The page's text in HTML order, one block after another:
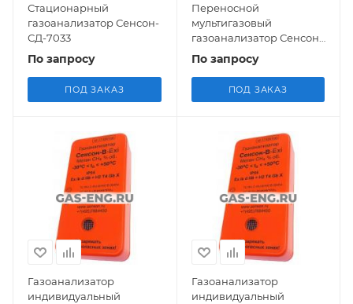
Стационарный
газоанализатор Сенсон-
СД-7033
По запросу
ПОД ЗАКАЗ
Переносной
мультигазовый
газоанализатор Сенсон-
М-3105
По запросу
ПОД ЗАКАЗ
Газоанализатор
индивидуальный
Газоанализатор
индивидуальный